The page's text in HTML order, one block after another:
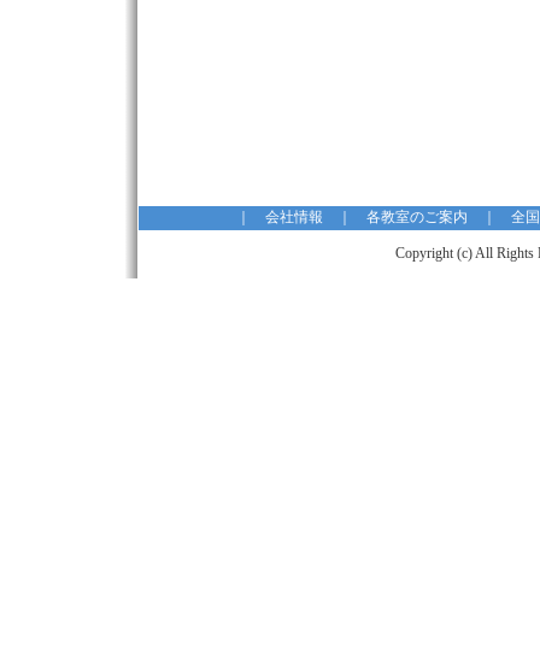
会社情報 各教室のご案内 全
Copyright (c) All